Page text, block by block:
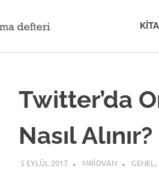
|
Dijital
İletişim
Twitter’da
Nasıl Alınır?
5 EYLÜL 2017 MRIDVAN GENEL ,